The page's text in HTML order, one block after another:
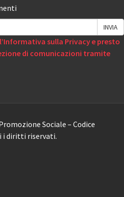
sulla Privacy e presto
di comunicazioni tramite
Sociale – Codice
i diritti riservati.